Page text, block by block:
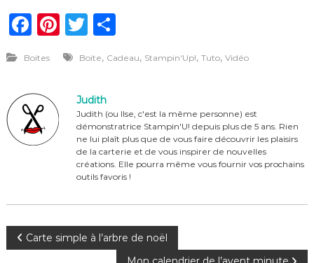
F
c
e
b
o
Pi
n
te
re
st
T
it
te
r
P
ta
er
Boites Boite, Cadeau, Stampin'Up!, Tuto, Vidéo
Judith
Judith (ou Ilse, c'est la même personne) est
démonstratrice Stampin'U! depuis plus de 5 ans. Rien
ne lui plaît plus que de vous faire découvrir les plaisirs
de la carterie et de vous inspirer de nouvelles
créations. Elle pourra même vous fournir vos prochains
outils favoris !
N Carte simple à l’arbre de noël